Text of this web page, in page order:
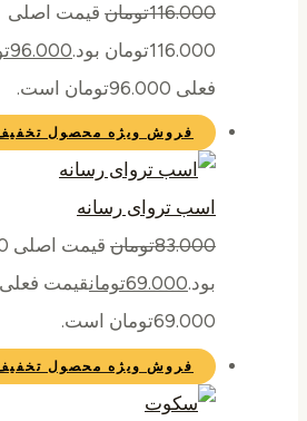
116.000تومان قیمت اصلی
116.000تومان بود.
96.000
فعلی 96.000تومان است.
فروش ویژه محصول
اسب تروای رسانه
83.000تومان
بود.69.000تومانقیمت فعلی
69.000تومان است.
فروش ویژه محصول